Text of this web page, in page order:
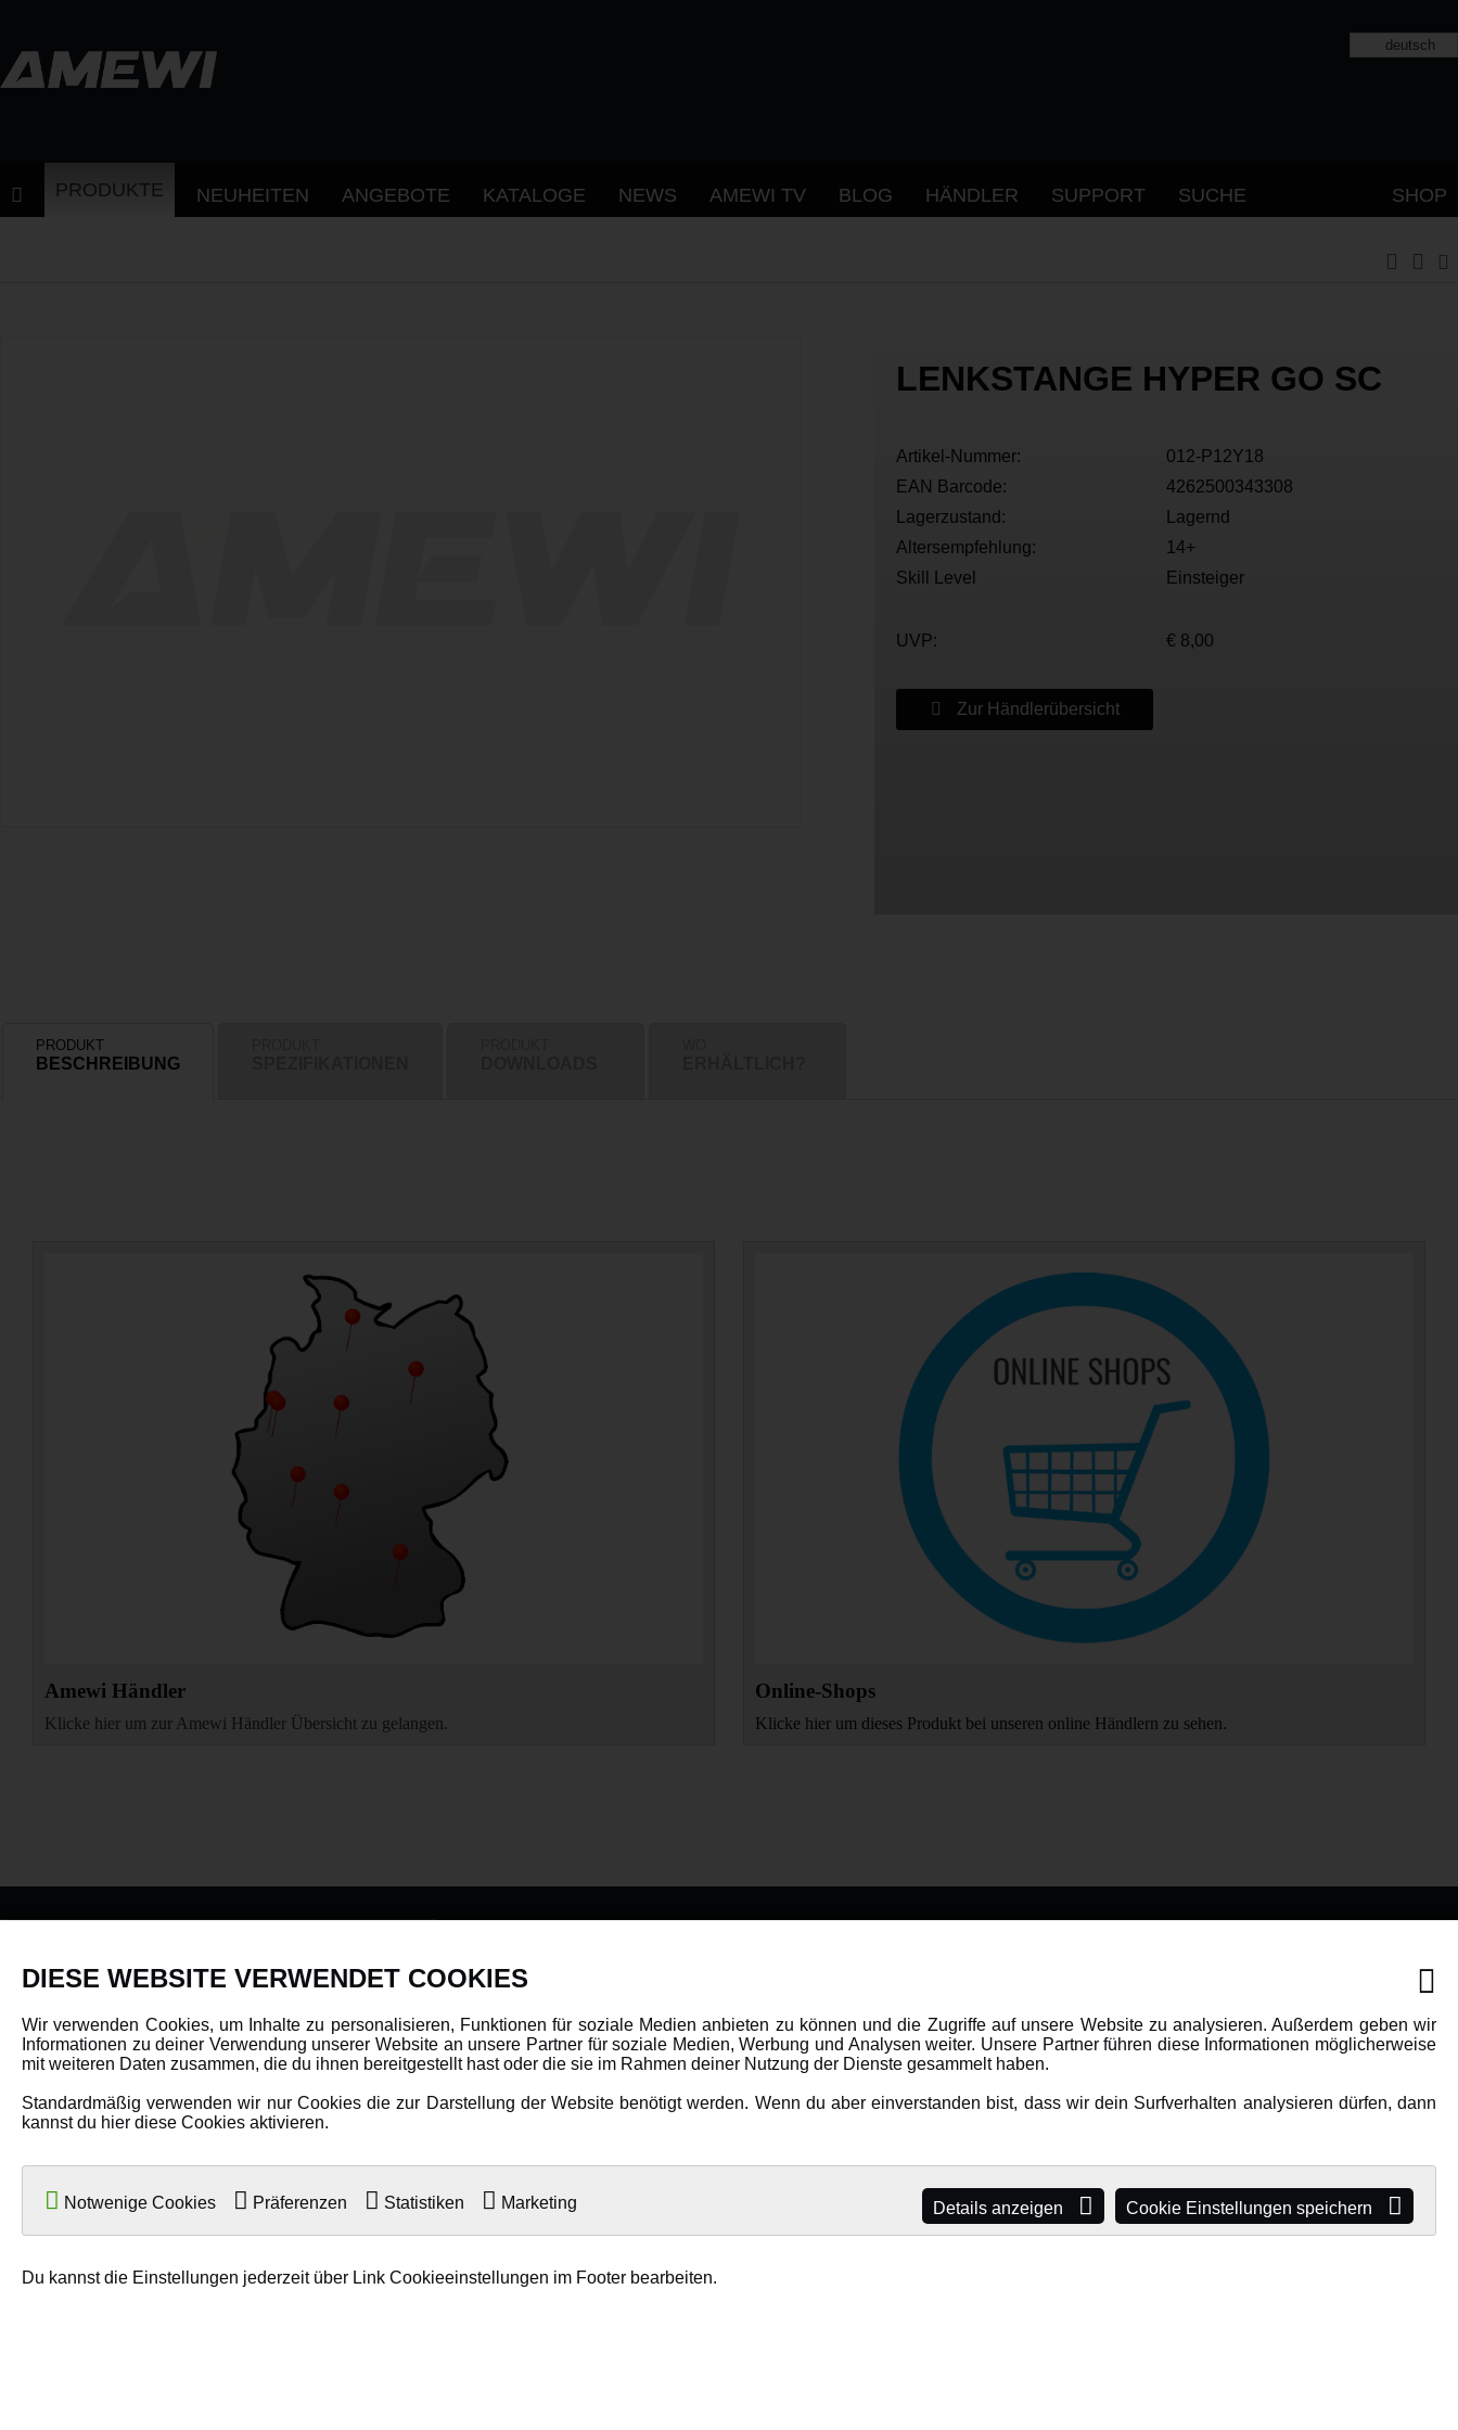
deutsch
PRODUKTE NEUHEITEN ANGEBOTE KATALOGE NEWS AMEWI TV BLOG HÄNDLER SUPPORT SUCHE SHOP
LENKSTANGE HYPER GO SC
Artikel-Nummer:
012-P12Y18
EAN Barcode:
4262500343308
Lagerzustand:
Lagernd
Altersempfehlung:
14+
Skill Level
Einsteiger
UVP: € 8,00
Zur Händlerübersicht
PRODUKT
BESCHREIBUNG
Amewi Händler
Klicke hier um zur Amewi Händler Übersicht zu gelangen.
Online-Shops
Klicke hier um dieses Produkt bei unseren online Händlern zu sehen.
Helikopter Collective Pitch, Fixed Pitch
Multikopter in verschiedenen Ausführungen
Flugzeuge für alle Anforderungen
Spielzeug für Kinder
Cookie Einstellungen
LANGUAGE
Über uns
Karriere
Amewi Kataloge
Zubehör
Nutzfahrzeuge
Werden Sie Amewi Händler
Amewi B2B-Shop
DIESE WEBSITE VERWENDET COOKIES
Wir verwenden Cookies, um Inhalte zu personalisieren, Funktionen für soziale Medien anbieten zu können und die Zugriffe auf unsere Website zu analysieren. Außerdem geben wir
Informationen zu deiner Verwendung unserer Website an unsere Partner für soziale Medien, Werbung und Analysen weiter. Unsere Partner führen diese Informationen möglicherweise
mit weiteren Daten zusammen, die du ihnen bereitgestellt hast oder die sie im Rahmen deiner Nutzung der Dienste gesammelt haben.
Standardmäßig verwenden wir nur Cookies die zur Darstellung der Website benötigt werden. Wenn du aber einverstanden bist, dass wir dein Surfverhalten analysieren dürfen, dann
kannst du hier diese Cookies aktivieren.
Notwenige Cookies Präferenzen Statistiken Marketing Cookie Einstellungen speichern
Details anzeigen
Du kannst die Einstellungen jederzeit über Link Cookieeinstellungen im Footer bearbeiten.